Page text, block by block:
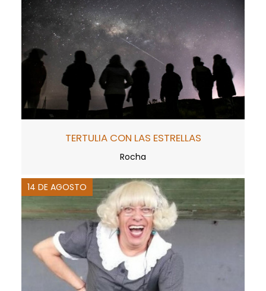
TERTULIA CON LAS ESTRELLAS
Rocha
14 DE AGOSTO